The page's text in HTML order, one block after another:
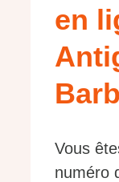
en
Vous
numéro